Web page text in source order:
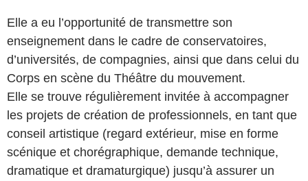
Elle a eu l’opportunité de transmettre son
enseignement dans le cadre de conservatoires,
d’universités, de compagnies, ainsi que dans celui du
Corps en scène du Théâtre du mouvement.
Elle se trouve régulièrement invitée à accompagner
les projets de création de professionnels, en tant que
conseil artistique (regard extérieur, mise en forme
scénique et chorégraphique, demande technique,
dramatique et dramaturgique) jusqu’à assurer un